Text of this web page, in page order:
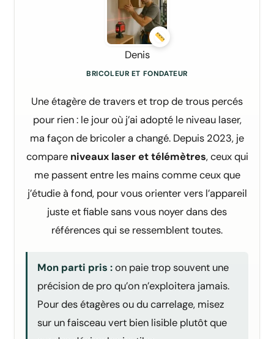
Denis
BRICOLEUR ET FONDATEUR
Une étagère de travers et trop de trous percés
pour rien : le jour où j’ai adopté le niveau laser,
ma façon de bricoler a changé. Depuis 2023, je
compare niveaux laser et télémètres, ceux qui
me passent entre les mains comme ceux que
j’étudie à fond, pour vous orienter vers l’appareil
juste et fiable sans vous noyer dans des
références qui se ressemblent toutes.
Mon parti pris :on paie trop souvent une
précision de pro qu’on n’exploitera jamais.
Pour des étagères ou du carrelage, misez
sur un faisceau vert bien lisible plutôt que